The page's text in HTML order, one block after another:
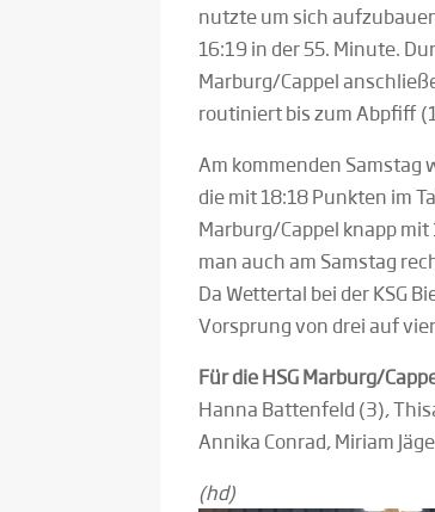
nutzte um sich
16:19 in der 55. Minute.
Marburg/Cappel
routiniert bis zum Abpfiff
Am kommenden Samstag
die mit 18:18 Punkten im
Marburg/Cappel knapp
man auch am Samstag
Da Wettertal bei der KSG
Vorsprung von drei auf
Für die HSG Marburg/
Hanna Battenfeld (3),
Annika Conrad, Miriam
(hd)